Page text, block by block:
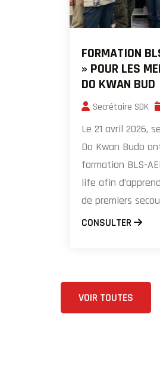
FORMATION
» POUR LES
DO KWAN BUD
Secrétaire SDK
Le 21 avril 2026,
Do Kwan Budo
formation BLS-
life afin
de premiers
CONSULTER
VOIR TOUTES